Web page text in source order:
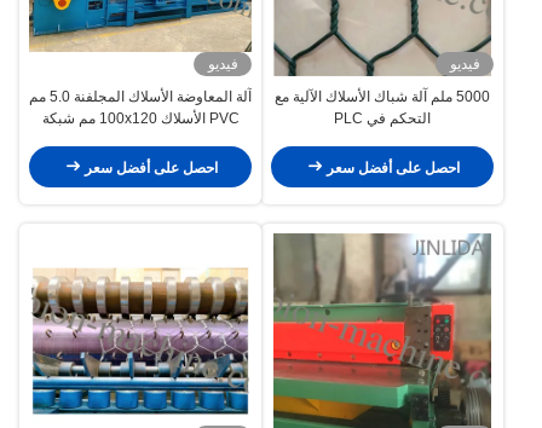
فيديو
5000 ملم آلة شباك الأسلاك الآلية مع
التحكم في PLC
احصل على أفضل سعر
فيديو
آلة المعاوضة الأسلاك المجلفنة 5.0 مم
PVC الأسلاك 100x120 مم شبكة
احصل على أفضل سعر